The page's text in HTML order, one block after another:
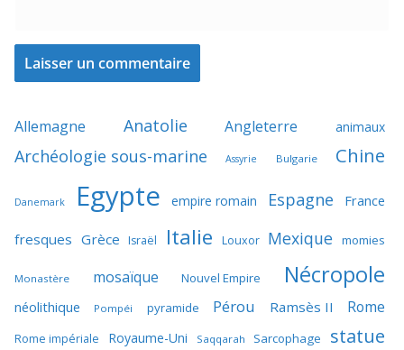
Allemagne Anatolie Angleterre animaux
Archéologie sous-marine Assyrie Bulgarie Chine
Danemark Egypte empire romain Espagne France
fresques Grèce Israël Italie Louxor Mexique momies
Monastère mosaïque Nouvel Empire Nécropole
néolithique Pompéi pyramide Pérou Ramsès II Rome
Rome impériale Royaume-Uni Saqqarah Sarcophage statue